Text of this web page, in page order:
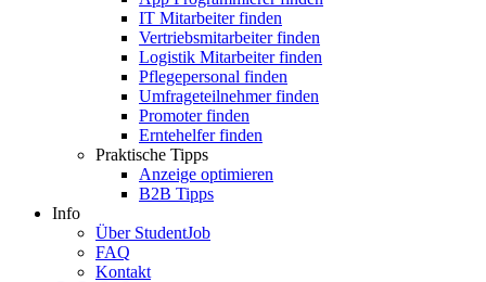
IT Mitarbeiter finden
Vertriebsmitarbeiter finden
Logistik Mitarbeiter finden
Pflegepersonal finden
Umfrageteilnehmer finden
Promoter finden
Erntehelfer finden
Praktische Tipps
Anzeige optimieren
B2B Tipps
Info
Über StudentJob
FAQ
Kontakt